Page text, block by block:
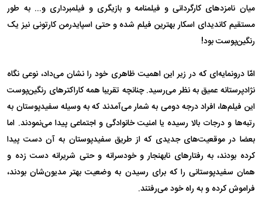
میان نامزدهای کارگردانی و فیلمنامه و بازیگری و فیلمبرداری و... به طور
مستقیم کاندیدای اسکار بهترین فیلم شده و حتی اسپایدرمن کارتونی نیز یک
رنگین‌پوست بود!
امّا درونمایه‌ای که در زیر این اهمیت ظاهری خود را نشان می‌داد، نوعی نگاه
نژادپرستانه عمیق به نظر می‌رسید. چنانچه تقریبا همه کاراکترهای رنگین‌پوست
این فیلم‌ها، افراد درجه دومی به شمار می‌آمدند که به وسیله سفیدپوستان به
رتبه‌ها و درجات بالا رسیده یا امنیت خانوادگی و اجتماعی پیدا می‌نمودند. اما
بعضا در موقعیت‌های جدیدی که از طریق سفیدپوستان به آن دست پیدا
کرده بودند، به رفتارهای نابهنجار و خودسرانه و حتی شریرانه دست زده و
همان سفیدپوستانی را که برای رسیدن به وضعیت بهتر مدیون‌شان بودند،
فراموش کرده و به راه خود می‌رفتند.